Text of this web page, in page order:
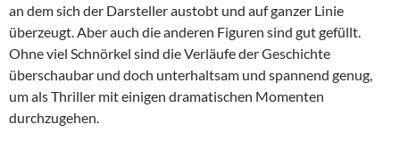
an dem sich der Darsteller austobt und auf ganzer Linie
überzeugt. Aber auch die anderen Figuren sind gut gefüllt.
Ohne viel Schnörkel sind die Verläufe der Geschichte
überschaubar und doch unterhaltsam und spannend genug,
um als Thriller mit einigen dramatischen Momenten
durchzugehen.